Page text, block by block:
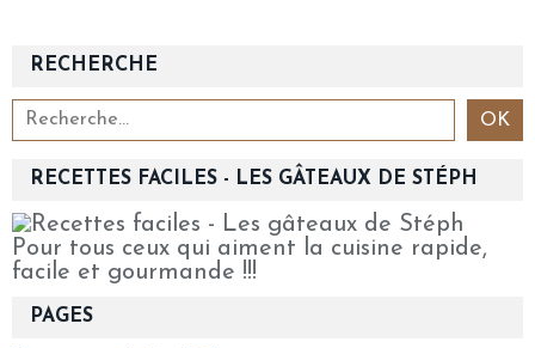
RECHERCHE
RECETTES FACILES - LES GÂTEAUX DE STÉPH
Pour tous ceux qui aiment la cuisine rapide,
facile et gourmande !!!
PAGES